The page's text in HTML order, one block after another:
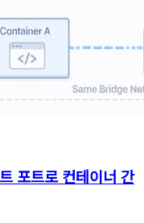
포트로 컨테이너 간